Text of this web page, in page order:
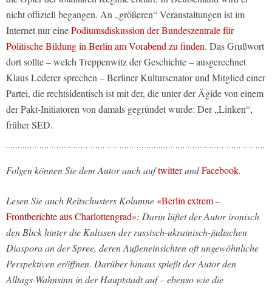
nicht offiziell begangen. An „größeren“ Veranstaltungen ist im
Internet nur einePodiumsdiskussion der Bundeszentrale für
Politische Bildung in Berlin am Vorabend zu finden. Das Grußwort
dort sollte – welch Treppenwitz der Geschichte – ausgerechnet
Klaus Lederer sprechen – Berliner Kultursenator und Mitglied einer
Partei, die rechtsidentisch ist mit der, die unter der Ägide von einem
der Pakt-Initiatoren von damals gegründet wurde: Der „Linken“,
früher SED.
Folgen können Sie dem Autor auch auftwitterundFacebook.
Lesen Sie auch Reitschusters Kolumne «Berlin extrem –
Frontberichte aus Charlottengrad»: Darin lüftet der Autor ironisch
den Blick hinter die Kulissen der russisch-ukrainisch-jüdischen
Diaspora an der Spree, deren Außeneinsichten oft ungewöhnliche
Perspektiven eröffnen. Darüber hinaus spießt der Autor den
Alltags-Wahnsinn in der Hauptstadt auf – ebenso wie die